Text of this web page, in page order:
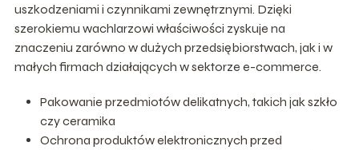
uszkodzeniami i czynnikami zewnętrznymi. Dzięki
szerokiemu wachlarzowi właściwości zyskuje na
znaczeniu zarówno w dużych przedsiębiorstwach, jak i w
małych firmach działających w sektorze e-commerce.
Pakowanie przedmiotów delikatnych, takich jak szkło
czy ceramika
Ochrona produktów elektronicznych przed